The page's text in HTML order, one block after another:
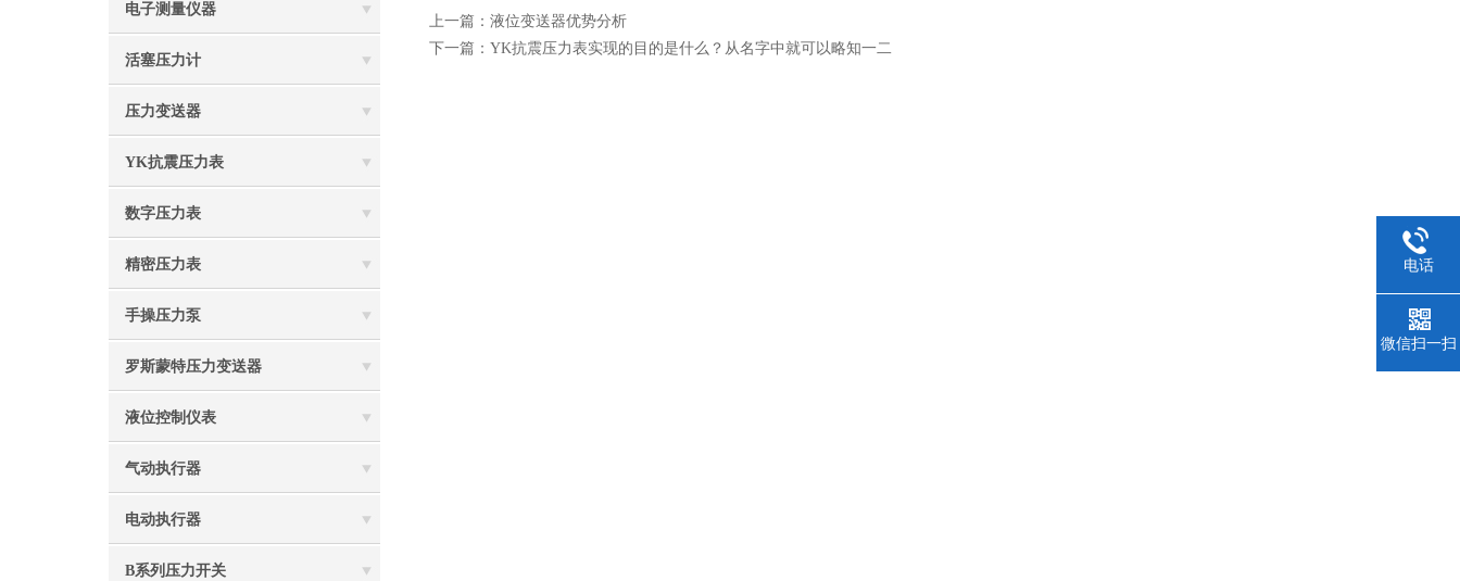
电子测量仪器
活塞压力计
压力变送器
YK抗震压力表
数字压力表
精密压力表
手操压力泵
罗斯蒙特压力变送器
液位控制仪表
气动执行器
电动执行器
B系列压力开关
上一篇： 液位变送器优势分析
下一篇： YK抗震压力表实现的目的是什么？从名字中就可以略知一二
电话
微信扫一扫